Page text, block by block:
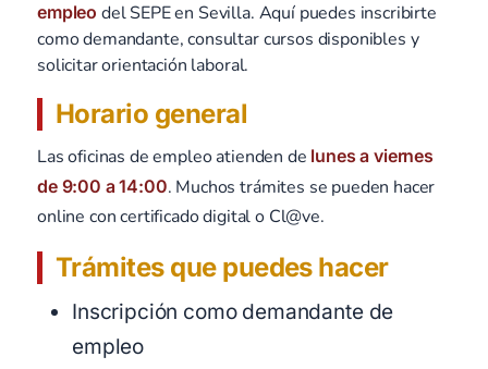
empleo del SEPE en Sevilla. Aquí puedes inscribirte
como demandante, consultar cursos disponibles y
solicitar orientación laboral.
Horario general
Las oficinas de empleo atienden de lunes a viernes
de 9:00 a 14:00. Muchos trámites se pueden hacer
online con certificado digital o Cl@ve.
Trámites que puedes hacer
Inscripción como demandante de
empleo